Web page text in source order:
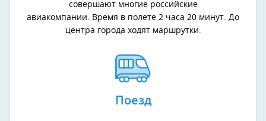
совершают многие российские
авиакомпании. Время в полете 2 часа 20 минут. До
центра города ходят маршрутки.
Поезд